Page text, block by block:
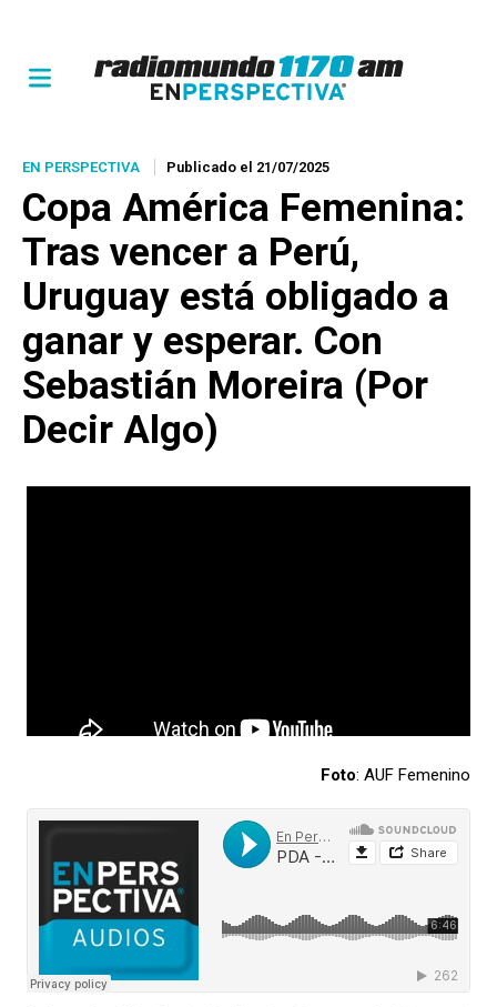
EN PERSPECTIVA Publicado el 21/07/2025
Copa América Femenina:
Tras vencer a Perú,
Uruguay está obligado a
ganar y esperar. Con
Sebastián Moreira (Por
Decir Algo)
Foto: AUF Femenino